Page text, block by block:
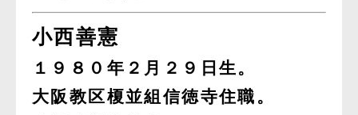
小西善憲
１９８０年２月２９日生。
大阪教区榎並組信徳寺住職。